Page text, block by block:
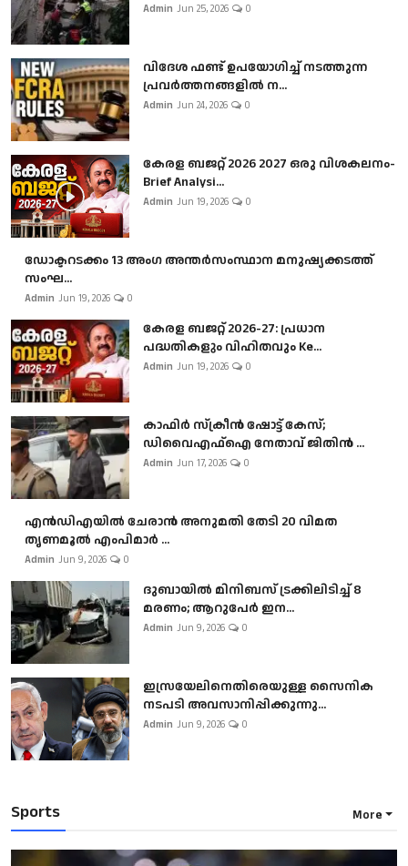
Admin Jun 25, 2026 0
വിദേശ ഫണ്ട് ഉപയോഗിച്ച് നടത്തുന്ന
പ്രവർത്തനങ്ങളിൽ ന...
Admin Jun 24, 2026 0
കേരള ബജറ്റ് 2026 2027 ഒരു വിശകലനം-
Brief Analysi...
Admin Jun 19, 2026 0
ഡോക്ടറടക്കം 13 അംഗ അന്തർസംസ്ഥാന മനുഷ്യക്കടത്ത്
സംഘ...
Admin Jun 19, 2026 0
കേരള ബജറ്റ് 2026-27: പ്രധാന
പദ്ധതികളും വിഹിതവും Ke...
Admin Jun 19, 2026 0
കാഫിർ സ്‌ക്രീൻ ഷോട്ട് കേസ്;
ഡിവൈഎഫ്ഐ നേതാവ് ജിതിൻ ...
Admin Jun 17, 2026 0
എൻഡിഎയിൽ ചേരാൻ അനുമതി തേടി 20 വിമത
തൃണമൂൽ എംപിമാർ ...
Admin Jun 9, 2026 0
ദുബായിൽ മിനിബസ്​ ട്രക്കിലിടിച്ച് 8
മരണം; ആറുപേർ ഇന...
Admin Jun 9, 2026 0
ഇസ്രയേലിനെതിരെയുള്ള സൈനിക
നടപടി അവസാനിപ്പിക്കുന്നു...
Admin Jun 9, 2026 0
Sports More